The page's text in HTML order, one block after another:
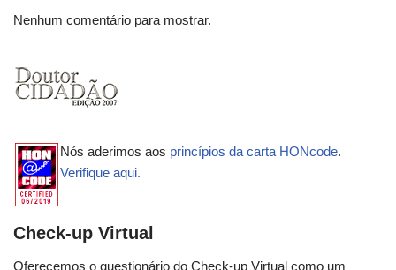
Nenhum comentário para mostrar.
Nós aderimos aos princípios da carta HONcode.
Verifique aqui.
Check-up Virtual
Oferecemos o questionário do Check-up Virtual como um